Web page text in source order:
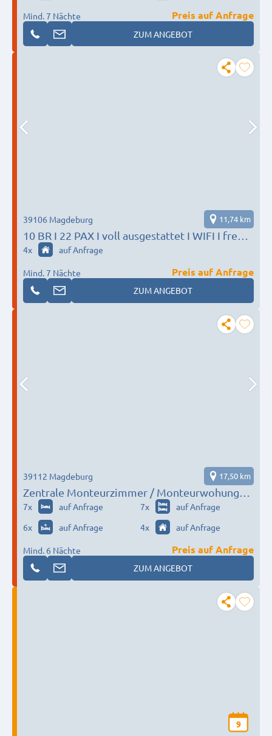
Mind. 7 Nächte
Preis auf Anfrage
ZUM ANGEBOT
10 BR I 22 PAX I voll ausgestattet I WIFI I free
Parking
39106 Magdeburg 11,74 km
4x auf Anfrage
Mind. 7 Nächte
Preis auf Anfrage
ZUM ANGEBOT
Zentrale Monteurzimmer / Monteurwohungen
in Magdeburg – Doppelzimmer ab 13,50€
/Nacht, WLAN
39112 Magdeburg 17,50 km
7x auf Anfrage 7x
auf Anfrage
6x auf Anfrage 4x auf Anfrage
Mind. 6 Nächte
Preis auf Anfrage
ZUM ANGEBOT
9